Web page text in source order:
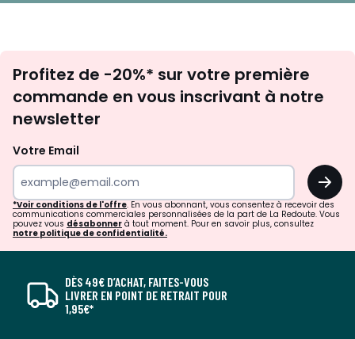
newsletter
Profitez de -20%* sur votre première
commande en vous inscrivant à notre
newsletter
Votre Email
OK
*Voir conditions de l'offre. En vous abonnant, vous consentez à recevoir des
communications commerciales personnalisées de la part de La Redoute. Vous
pouvez vous désabonner à tout moment. Pour en savoir plus, consultez
notre politique de confidentialité.
DÈS 49€ D’ACHAT, FAITES-VOUS
LIVRER EN POINT DE RETRAIT POUR
1,95€*